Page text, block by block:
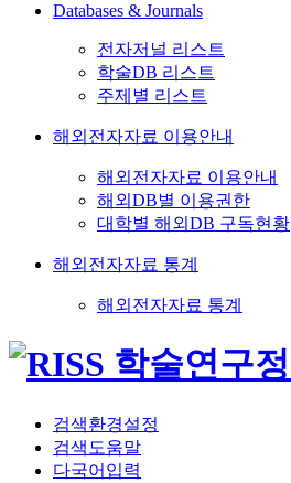
Databases & Journals
전자저널 리스트
학술DB 리스트
주제별 리스트
해외전자자료 이용안내
해외전자자료 이용안내
해외DB별 이용권한
대학별 해외DB 구독현황
해외전자자료 통계
해외전자자료 통계
검색환경설정
검색도움말
다국어입력